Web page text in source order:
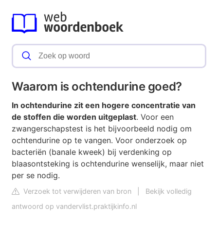
Waarom is ochtendurine goed?
In ochtendurine zit een hogere concentratie van
de stoffen die worden uitgeplast. Voor een
zwangerschapstest is het bijvoorbeeld nodig om
ochtendurine op te vangen. Voor onderzoek op
bacteriën (banale kweek) bij verdenking op
blaasontsteking is ochtendurine wenselijk, maar niet
per se nodig.
Verzoek tot verwijderen van bron
Bekijk volledig
antwoord op vandervlist.praktijkinfo.nl